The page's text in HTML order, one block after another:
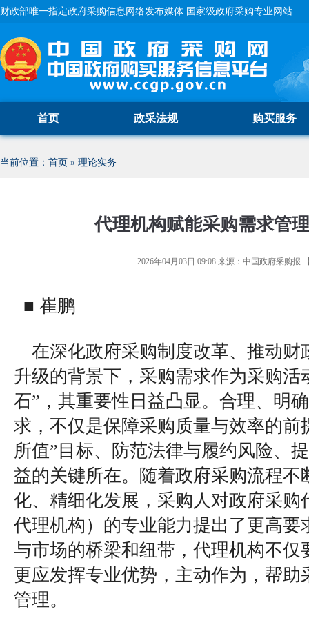
财政部唯一指定政府采购信息网络发布媒体 国家级政府采购专业网站
首页 政采法规 购买服务
当前位置： 首页 » 理论实务
代理机构赋能采购需求管
2026年04月03日 09:08来源： 中国政府采购报
■ 崔鹏
在深化政府采购制度改革、推动财
升级的背景下，采购需求作为采购活
石”，其重要性日益凸显。合理、明
求，不仅是保障采购质量与效率的前
所值”目标、防范法律与履约风险、
益的关键所在。随着政府采购流程不
化、精细化发展，采购人对政府采购
代理机构）的专业能力提出了更高要
与市场的桥梁和纽带，代理机构不仅
更应发挥专业优势，主动作为，帮助
管理。